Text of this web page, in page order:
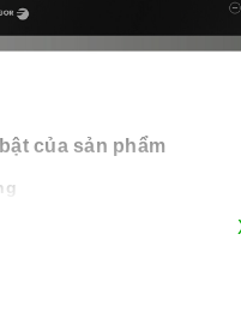
của sản phẩm
với màu đen chủ đạo. Bếp